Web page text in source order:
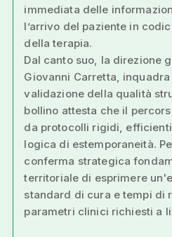
immediata delle
l’arrivo del paziente in
della terapia.
Dal canto suo, la direzione
Giovanni Carretta,
validazione della qualità
bollino attesta che il
da protocolli rigidi,
logica di estemporaneità.
conferma strategica
territoriale di esprimere
standard di cura e tempi di
parametri clinici richiesti a